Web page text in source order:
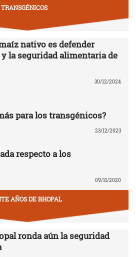
TRANSGÉNICOS
nativo es defender
la seguridad alimentaria de
30/12/2024
para los transgénicos?
23/12/2023
respecto a los
09/11/2020
AÑOS DE BHOPAL
ronda aún la seguridad